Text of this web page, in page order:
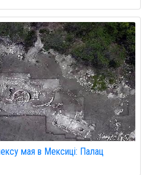
мая в Мексиці: Палац